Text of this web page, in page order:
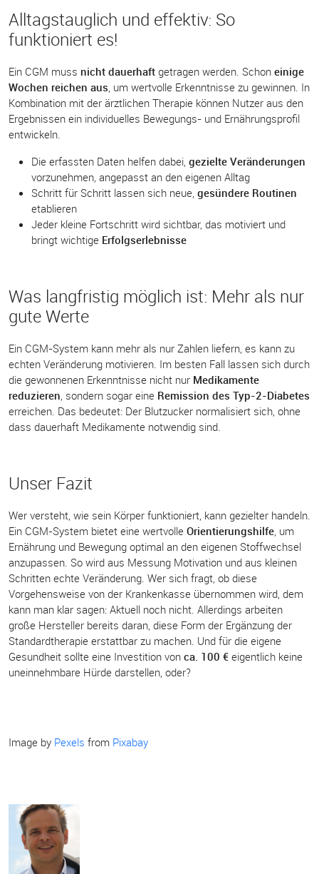
Alltagstauglich und effektiv: So
funktioniert es!
Ein CGM muss nicht dauerhaft getragen werden. Schon einige
Wochen reichen aus , um wertvolle Erkenntnisse zu gewinnen. In
Kombination mit der ärztlichen Therapie können Nutzer aus den
Ergebnissen ein individuelles Bewegungs- und Ernährungsprofil
entwickeln.
Die erfassten Daten helfen dabei, gezielte Veränderungen
vorzunehmen, angepasst an den eigenen Alltag
Schritt für Schritt lassen sich neue, gesündere Routinen
etablieren
Jeder kleine Fortschritt wird sichtbar, das motiviert und
bringt wichtige Erfolgserlebnisse
Was langfristig möglich ist: Mehr als nur
gute Werte
Ein CGM-System kann mehr als nur Zahlen liefern, es kann zu
echten Veränderung motivieren. Im besten Fall lassen sich durch
die gewonnenen Erkenntnisse nicht nur Medikamente
reduzieren , sondern sogar eine Remission des Typ-2-Diabetes
erreichen. Das bedeutet: Der Blutzucker normalisiert sich, ohne
dass dauerhaft Medikamente notwendig sind.
Unser Fazit
Wer versteht, wie sein Körper funktioniert, kann gezielter handeln.
Ein CGM-System bietet eine wertvolle Orientierungshilfe , um
Ernährung und Bewegung optimal an den eigenen Stoffwechsel
anzupassen. So wird aus Messung Motivation und aus kleinen
Schritten echte Veränderung. Wer sich fragt, ob diese
Vorgehensweise von der Krankenkasse übernommen wird, dem
kann man klar sagen: Aktuell noch nicht. Allerdings arbeiten
große Hersteller bereits daran, diese Form der Ergänzung der
Standardtherapie erstattbar zu machen. Und für die eigene
Gesundheit sollte eine Investition von ca. 100 € eigentlich keine
uneinnehmbare Hürde darstellen, oder?
Image by Pexels from Pixabay